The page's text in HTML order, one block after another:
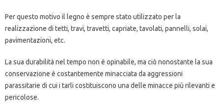
Per questo motivo il legno è sempre stato utilizzato per la
realizzazione di tetti, travi, travetti, capriate, tavolati, pannelli, solai,
pavimentazioni, etc.
La sua durabilità nel tempo non è opinabile, ma ciò nonostante la sua
conservazione è costantemente minacciata da aggressioni
parassitarie di cui i tarli costituiscono una delle minacce più rilevanti e
pericolose.